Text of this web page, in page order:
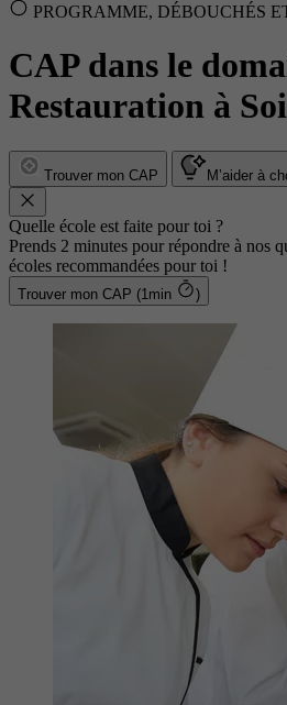
PROGRAMME, DÉBOUCHÉS
CAP dans le
Restauration à
Trouver mon CAP M’aider à
Quelle école est faite pour toi ?
Prends 2 minutes pour répondre à nos
écoles recommandées pour toi !
Trouver mon CAP (1min )